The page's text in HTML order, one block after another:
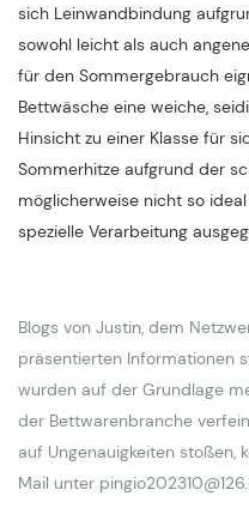
sich Leinwandbindung
sowohl leicht als auch
für den Sommergebrauch
Bettwäsche eine weiche,
Hinsicht zu einer Klasse für
Sommerhitze aufgrund der
möglicherweise nicht so
spezielle Verarbeitung
Blogs von Justin, dem
präsentierten Informationen
wurden auf der Grundlage
der Bettwarenbranche
auf Ungenauigkeiten stoßen,
Mail unter